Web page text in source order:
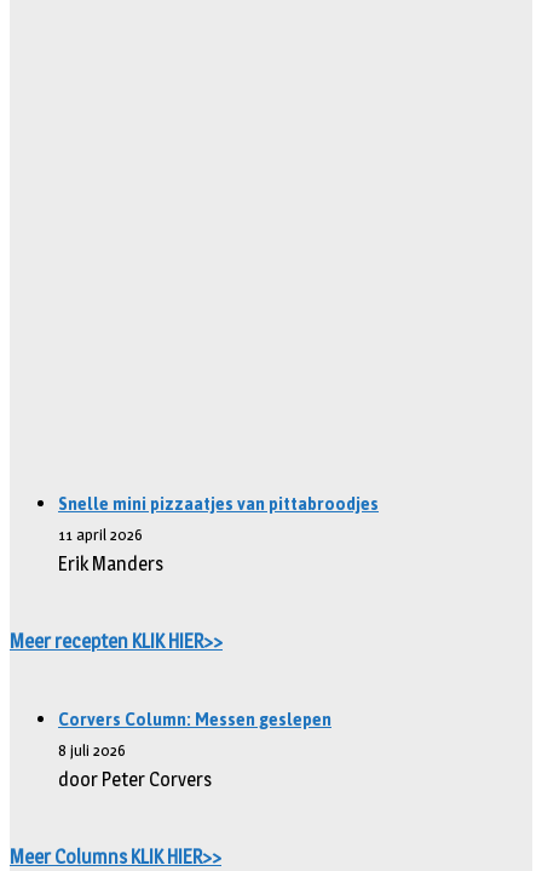
Snelle mini pizzaatjes van pittabroodjes
11 april 2026
Erik Manders
Meer recepten KLIK HIER>>
Corvers Column: Messen geslepen
8 juli 2026
door Peter Corvers
Meer Columns KLIK HIER>>